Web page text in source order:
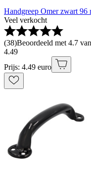
Handgreep Omer zwart 96
Veel verkocht
(38)Beoordeeld met 4.7
4.49
Prijs: 4.49 euro